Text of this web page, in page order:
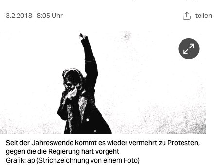
verlag
verlag
veranstaltungen
3.2.2018 8:05 Uhr teilen
Seit der Jahreswende kommt es wieder vermehrt zu Protesten,
gegen die die Regierung hart vorgeht
Grafik: ap (Strichzeichnung von einem Foto)